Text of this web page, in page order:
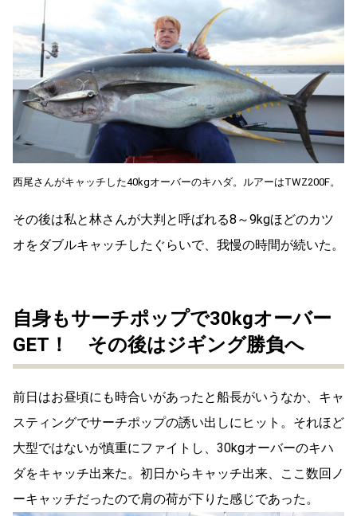
西尾さんがキャッチした40kgオーバーのキハダ。ルアーはTWZ200F。
その後は私と林さんが大判と呼ばれる8～9kgほどのカツ
オをダブルキャッチしたぐらいで、我慢の時間が続いた。
自身もサーチポップで30kgオーバー
GET！ その後はジギング勝負へ
前日はお昼頃にも時合いがあったと船長がいうなか、キャ
スティングでサーチポップの誘い出しにヒット。それほど
大型ではないが慎重にファイトし、30kgオーバーのキハ
ダをキャッチ出来た。初日からキャッチ出来、ここ数回ノ
ーキャッチだったので肩の荷が下りた感じであった。